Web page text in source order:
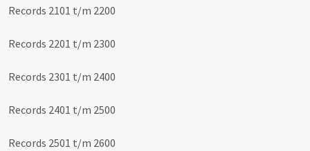
Records 2101 t/m 2200
Records 2201 t/m 2300
Records 2301 t/m 2400
Records 2401 t/m 2500
Records 2501 t/m 2600